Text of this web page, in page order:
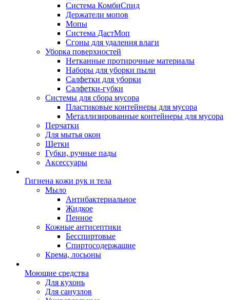
Система КомбиСпид
Держатели мопов
Мопы
Система ДастМоп
Сгоны для удаления влаги
Уборка поверхностей
Нетканные протирочные материалы
Наборы для уборки пыли
Салфетки для уборки
Салфетки-губки
Системы для сбора мусора
Пластиковые контейнеры для мусора
Металлизированные контейнеры для мусора
Перчатки
Для мытья окон
Щетки
Губки, ручные пады
Аксессуары
Гигиена кожи рук и тела
Мыло
Антибактериальное
Жидкое
Пенное
Кожные антисептики
Бесспиртовые
Cпиртосодержащие
Крема, лосьоны
Моющие средства
Для кухонь
Для санузлов